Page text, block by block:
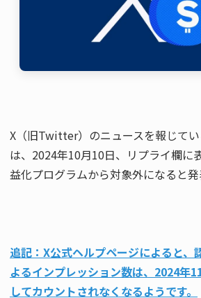
X（旧Twitter）のニュースを報じてい
は、2024年10月10日、リプライ欄に
益化プログラムから対象外になると発
追記：X公式ヘルプページによると、
よるインプレッション数は、2024年
してカウントされなくなるようです。